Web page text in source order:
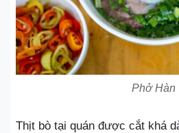
Phở Hàn
Thịt bò tại quán được cắt khá